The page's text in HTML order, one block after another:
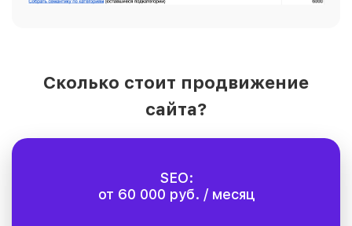
Сколько стоит продвижение
сайта?
SEO:
от 60 000 руб. / месяц